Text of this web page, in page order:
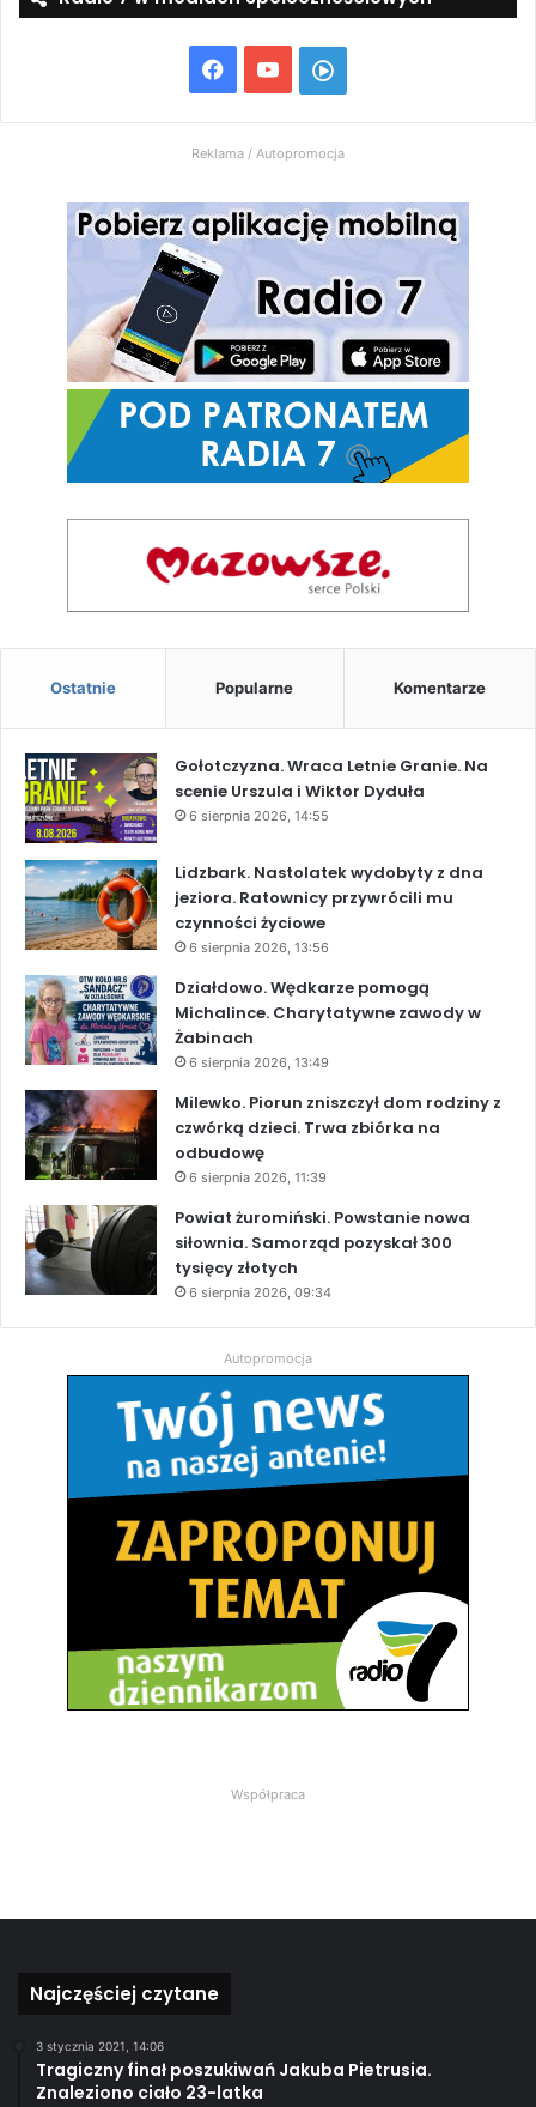
Facebook
YouTubeWłącz
Radio
7
Reklama / Autopromocja
Ostatnie Popularne Komentarze
Gołotczyzna. Wraca Letnie Granie. Na
scenie Urszula i Wiktor Dyduła
6 sierpnia 2026, 14:55
Lidzbark. Nastolatek wydobyty z dna
jeziora. Ratownicy przywrócili mu
czynności życiowe
6 sierpnia 2026, 13:56
Działdowo. Wędkarze pomogą
Michalince. Charytatywne zawody w
Żabinach
6 sierpnia 2026, 13:49
Milewko. Piorun zniszczył dom rodziny z
czwórką dzieci. Trwa zbiórka na
odbudowę
6 sierpnia 2026, 11:39
Powiat żuromiński. Powstanie nowa
siłownia. Samorząd pozyskał 300
tysięcy złotych
6 sierpnia 2026, 09:34
Autopromocja
Współpraca
Najczęściej czytane
3 stycznia 2021, 14:06
Tragiczny finał poszukiwań Jakuba Pietrusia.
Znaleziono ciało 23-latka